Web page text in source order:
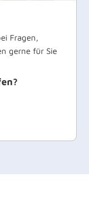
Fragen,
gerne für Sie